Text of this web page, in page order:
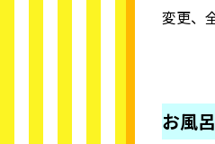
変更、
お風